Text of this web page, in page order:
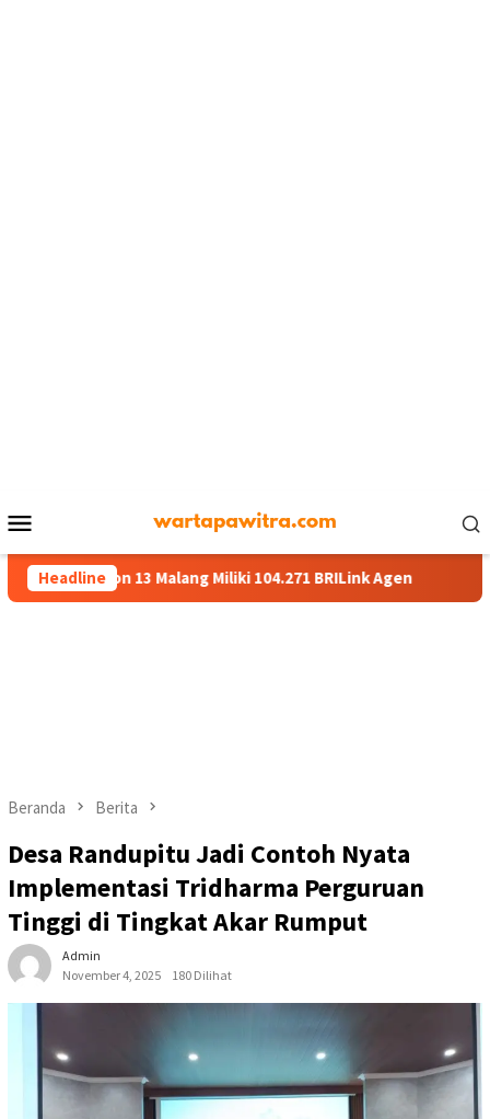
Mobile
Headline
13 Malang Miliki 104.271 BRILink Agen AgenBRILink
Beranda Berita
Desa Randupitu Jadi Contoh Nyata
Implementasi Tridharma Perguruan
Tinggi di Tingkat Akar Rumput
Admin
November 4, 2025
180 Dilihat